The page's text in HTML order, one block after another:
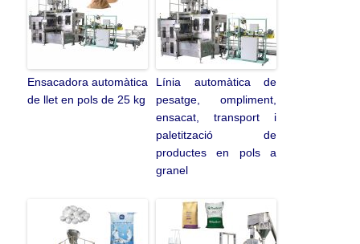
Ensacadora automàtica
de llet en pols de 25 kg
Línia automàtica de
pesatge, ompliment,
ensacat, transport i
paletització de
productes en pols a
granel